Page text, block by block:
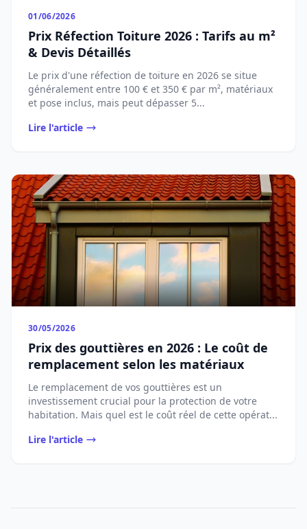
01/06/2026
Prix Réfection Toiture 2026 : Tarifs au m²
& Devis Détaillés
Le prix d'une réfection de toiture en 2026 se situe
généralement entre 100 € et 350 € par m², matériaux
et pose inclus, mais peut dépasser 5...
Lire l'article
30/05/2026
Prix des gouttières en 2026 : Le coût de
remplacement selon les matériaux
Le remplacement de vos gouttières est un
investissement crucial pour la protection de votre
habitation. Mais quel est le coût réel de cette opérat...
Lire l'article